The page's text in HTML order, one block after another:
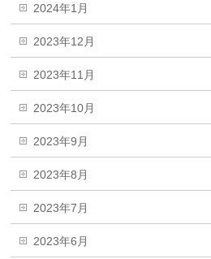
2024年1月
2023年12月
2023年11月
2023年10月
2023年9月
2023年8月
2023年7月
2023年6月